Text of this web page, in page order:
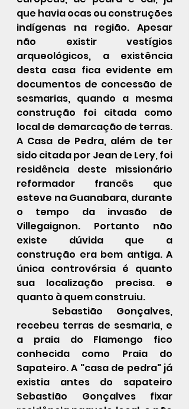
que havia ocas ou construções
indígenas na região. Apesar
não existir vestígios
arqueológicos, a existência
desta casa fica evidente em
documentos de concessão de
sesmarias, quando a mesma
construção foi citada como
local de demarcação de terras.
A Casa de Pedra, além de ter
sido citada por Jean de Lery, foi
residência deste missionário
reformador francês que
esteve na Guanabara, durante
o tempo da invasão de
Villegaignon. Portanto não
existe dúvida que a
construção era bem antiga. A
única controvérsia é quanto
sua localização precisa. e
quanto à quem construiu.
recebeu terras de sesmaria, e
a praia do Flamengo fico
conhecida como Praia do
Sapateiro. A "casa de pedra" já
existia antes do sapateiro
Sebastião Gonçalves fixar